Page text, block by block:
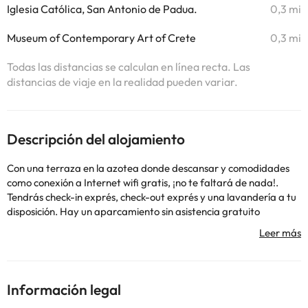
Iglesia Católica, San Antonio de Padua. 0,3 mi
Museum of Contemporary Art of Crete 0,3 mi
Todas las distancias se calculan en línea recta. Las
distancias de viaje en la realidad pueden variar.
Descripción del alojamiento
Con una terraza en la azotea donde descansar y comodidades
como conexión a Internet wifi gratis, ¡no te faltará de nada!.
Tendrás check-in exprés, check-out exprés y una lavandería a tu
disposición. Hay un aparcamiento sin asistencia gratuito
disponible..#Mandatory fees: Los siguientes cargos se pagan en
el alojamiento: Tasa municipal: 0.50 EUR por alojamiento y por
este alojamiento no acepta pagos en efectivo que superen los
500 EUR. Para más información, ponte en contacto con el
Información legal